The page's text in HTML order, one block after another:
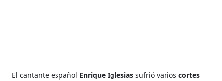
El cantante español Enrique Iglesiassufrió varioscortes